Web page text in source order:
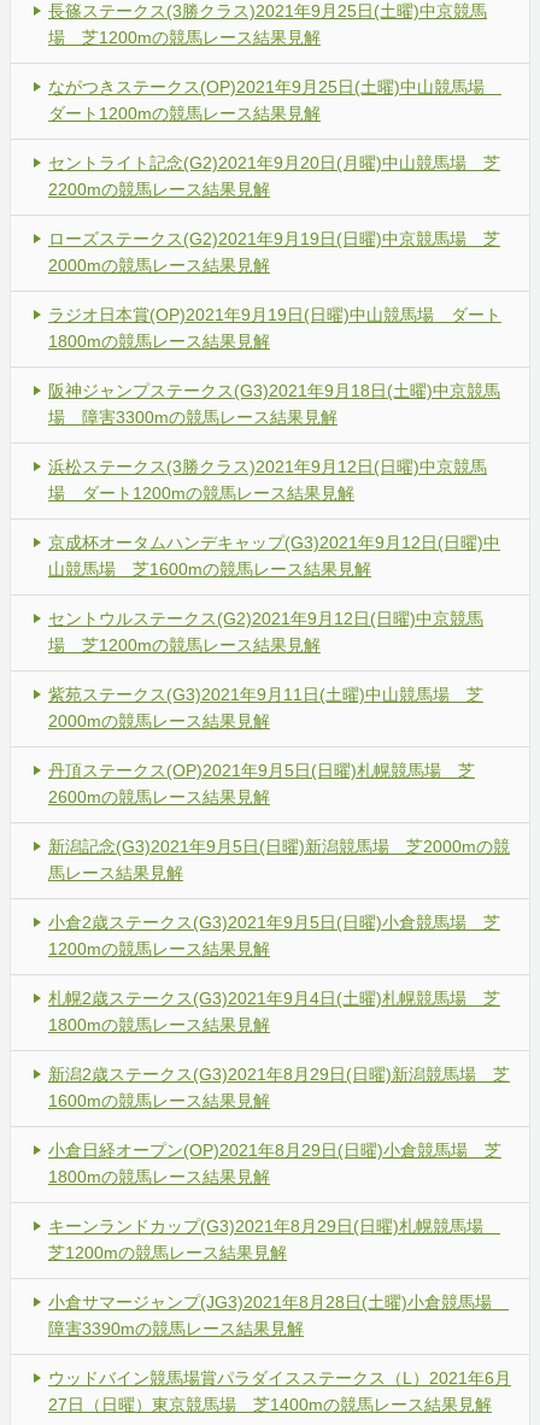
長篠ステークス(3勝クラス)2021年9月25日(土曜)中京競馬
場 芝1200mの競馬レース結果見解
ながつきステークス(OP)2021年9月25日(土曜)中山競馬場
ダート1200mの競馬レース結果見解
セントライト記念(G2)2021年9月20日(月曜)中山競馬場 芝
2200mの競馬レース結果見解
ローズステークス(G2)2021年9月19日(日曜)中京競馬場 芝
2000mの競馬レース結果見解
ラジオ日本賞(OP)2021年9月19日(日曜)中山競馬場 ダート
1800mの競馬レース結果見解
阪神ジャンプステークス(G3)2021年9月18日(土曜)中京競馬
場 障害3300mの競馬レース結果見解
浜松ステークス(3勝クラス)2021年9月12日(日曜)中京競馬
場 ダート1200mの競馬レース結果見解
京成杯オータムハンデキャップ(G3)2021年9月12日(日曜)中
山競馬場 芝1600mの競馬レース結果見解
セントウルステークス(G2)2021年9月12日(日曜)中京競馬
場 芝1200mの競馬レース結果見解
紫苑ステークス(G3)2021年9月11日(土曜)中山競馬場 芝
2000mの競馬レース結果見解
丹頂ステークス(OP)2021年9月5日(日曜)札幌競馬場 芝
2600mの競馬レース結果見解
新潟記念(G3)2021年9月5日(日曜)新潟競馬場 芝2000mの競
馬レース結果見解
小倉2歳ステークス(G3)2021年9月5日(日曜)小倉競馬場 芝
1200mの競馬レース結果見解
札幌2歳ステークス(G3)2021年9月4日(土曜)札幌競馬場 芝
1800mの競馬レース結果見解
新潟2歳ステークス(G3)2021年8月29日(日曜)新潟競馬場 芝
1600mの競馬レース結果見解
小倉日経オープン(OP)2021年8月29日(日曜)小倉競馬場 芝
1800mの競馬レース結果見解
キーンランドカップ(G3)2021年8月29日(日曜)札幌競馬場
芝1200mの競馬レース結果見解
小倉サマージャンプ(JG3)2021年8月28日(土曜)小倉競馬場
障害3390mの競馬レース結果見解
ウッドバイン競馬場賞パラダイスステークス（L）2021年6月
27日（日曜）東京競馬場 芝1400mの競馬レース結果見解